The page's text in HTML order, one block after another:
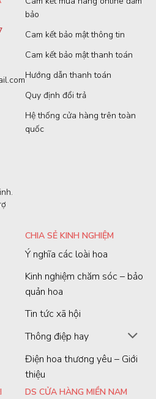
bảo
Cam kết bảo mật thông tin
Cam kết bảo mật thanh toán
Hướng dẫn thanh toán
Quy định đổi trả
Hệ thống cửa hàng trên toàn
quốc
CHIA SẺ KINH NGHIỆM
Ý nghĩa các loài hoa
Kinh nghiệm chăm sóc – bảo
quản hoa
Tin tức xã hội
Thông điệp hay
Điện hoa thương yêu – Giới
thiệu
DS CỬA HÀNG MIỀN NAM